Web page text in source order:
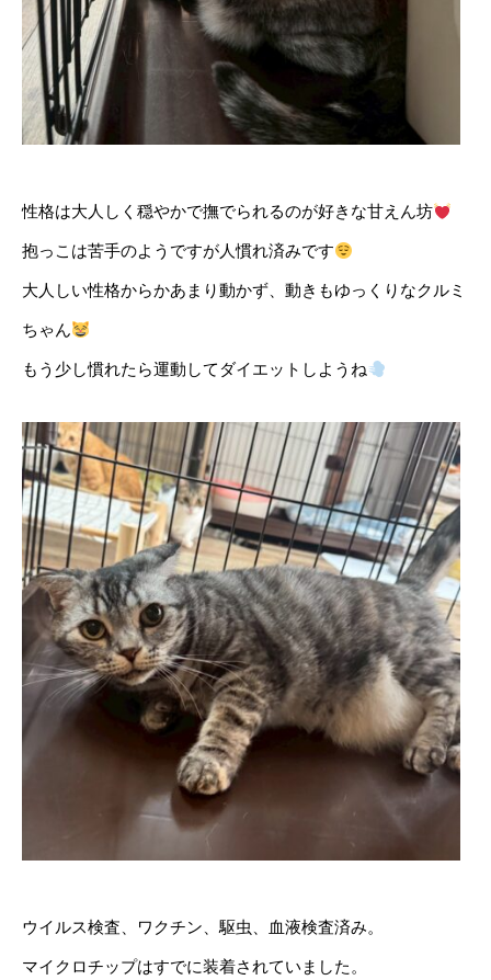
性格は大人しく穏やかで撫でられるのが好きな甘えん坊
抱っこは苦手のようですが人慣れ済みです
大人しい性格からかあまり動かず、動きもゆっくりなクルミ
ちゃん
もう少し慣れたら運動してダイエットしようね
ウイルス検査、ワクチン、駆虫、血液検査済み。
マイクロチップはすでに装着されていました。